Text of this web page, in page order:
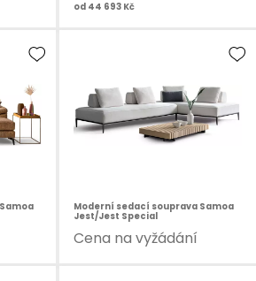
od 44 693 Kč
Moderní sedací souprava Samoa
Jest/Jest Special
Cena na vyžádání